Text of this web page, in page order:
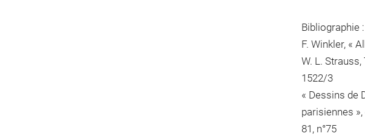
Bibliographie :
F. Winkler, «
W. L.
1522/3
« Dessins de
parisiennes
81, n°75